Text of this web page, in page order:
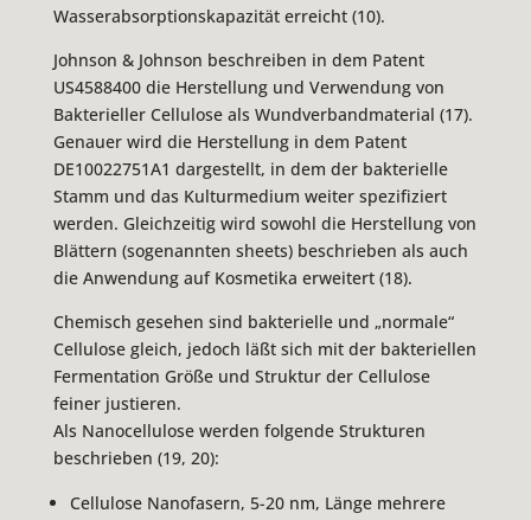
Wasserabsorptionskapazität erreicht (10).
Johnson & Johnson beschreiben in dem Patent
US4588400 die Herstellung und Verwendung von
Bakterieller Cellulose als Wundverbandmaterial (17).
Genauer wird die Herstellung in dem Patent
DE10022751A1 dargestellt, in dem der bakterielle
Stamm und das Kulturmedium weiter spezifiziert
werden. Gleichzeitig wird sowohl die Herstellung von
Blättern (sogenannten sheets) beschrieben als auch
die Anwendung auf Kosmetika erweitert (18).
Chemisch gesehen sind bakterielle und „normale“
Cellulose gleich, jedoch läßt sich mit der bakteriellen
Fermentation Größe und Struktur der Cellulose
feiner justieren.
Als Nanocellulose werden folgende Strukturen
beschrieben (19, 20):
Cellulose Nanofasern, 5-20 nm, Länge mehrere